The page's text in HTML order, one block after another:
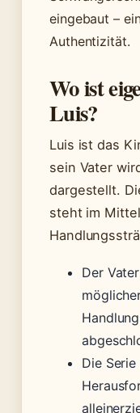
eingebaut –
Authentizität.
Wo ist
Luis?
Luis ist das
sein Vater
dargestellt.
steht im
Der
Die